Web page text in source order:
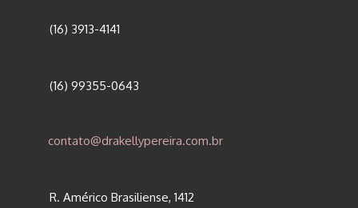
(16) 3913-4141
(16) 99355-0643
contato@drakellypereira.com.br
R. Américo Brasiliense, 1412